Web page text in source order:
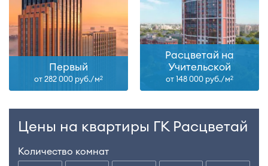
Первый
от 282 000 руб./м2
Расцветай на
Учительской
от 148 000 руб./м2
Цены на квартиры ГК Расцветай
Количество комнат